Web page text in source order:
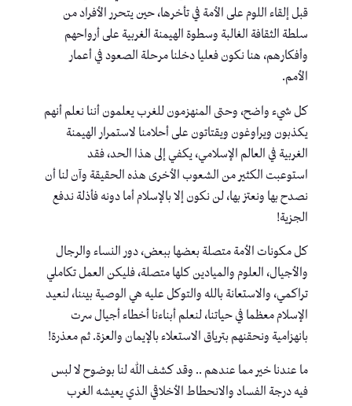
قبل إلقاء اللوم على الأمة في تأخرها، حين يتحرر الأفراد من
سلطة الثقافة الغالبة وسطوة الهيمنة الغربية على أرواحهم
وأفكارهم، هنا نكون فعليا دخلنا مرحلة الصعود في أعمار
الأمم.
كل شيء واضح، وحتى المنهزمون للغرب يعلمون أننا نعلم أنهم
يكذبون ويراوغون ويقتاتون على أحلامنا لاستمرار الهيمنة
الغربية في العالم الإسلامي، يكفي إلى هذا الحد، فقد
استوعبت الكثير من الشعوب الأخرى هذه الحقيقة وآن لنا أن
نصدح بها ونعتز بها، لن نكون إلا بالإسلام أما دونه فأذلة ندفع
الجزية!
كل مكونات الأمة متصلة بعضها ببعض، دور النساء والرجال
والأجيال، العلوم والميادين كلها متصلة، فليكن العمل تكاملي
تراكمي، والاستعانة بالله والتوكل عليه هي الوصية بيننا، لنعيد
الإسلام معظما في حياتنا، لنعلم أبناءنا أخطاء أجيال سرت
بانهزامية ونحقنهم بترياق الاستعلاء بالإيمان والعزة. ثم معذرة!
ما عندنا خير مما عندهم .. وقد كشف الله لنا بوضوح لا لبس
فيه درجة الفساد والانحطاط الأخلاقي الذي يعيشه الغرب